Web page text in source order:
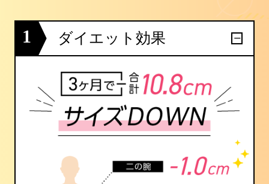
1 ダイエット効果